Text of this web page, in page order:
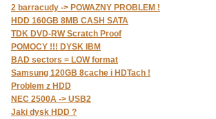
2 barracudy -> POWAZNY PROBLEM !
HDD 160GB 8MB CASH SATA
TDK DVD-RW Scratch Proof
POMOCY !!! DYSK IBM
BAD sectors = LOW format
Samsung 120GB 8cache i HDTach !
Problem z HDD
NEC 2500A -> USB2
Jaki dysk HDD ?